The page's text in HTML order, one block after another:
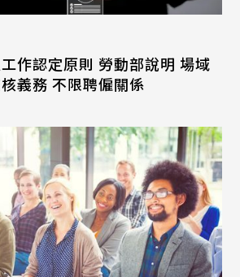
作認定原則 勞動部說明 場域
義務 不限聘僱關係